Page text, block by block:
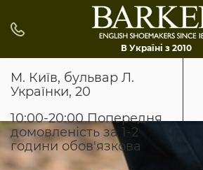
В Україні з 2010
М. Київ, бульвар Л.
Українки, 20
10:00-20:00 Попередня
домовленість за 1-2
години обов'язкова